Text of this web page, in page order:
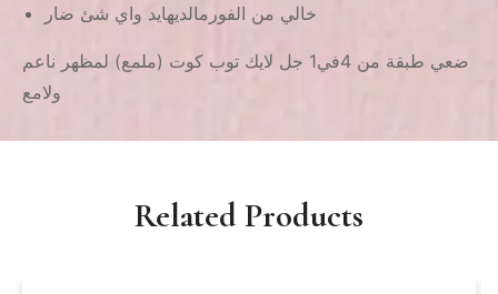
خالي من الفورمالديهايد واي شئ ضار
ضعي طبقة من 4في1 جل لايك توب كوت (ملمع) لمظهر ناعم
ولامع
Related Products